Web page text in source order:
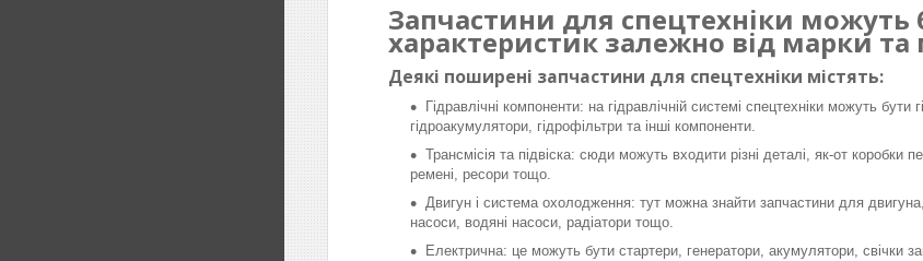
Запчастини для спецтехніки можуть
характеристик залежно від марки та
Деякі поширені запчастини для спецтехніки містять:
Гідравлічні компоненти: на гідравлічній системі спецтехніки можуть
гідроакумулятори, гідрофільтри та інші компоненти.
Трансмісія та підвіска: сюди можуть входити різні деталі, як-от
ремені, ресори тощо.
Двигун і система охолодження: тут можна знайти запчастини для
насоси, водяні насоси, радіатори тощо.
Електрична: це можуть бути стартери, генератори, акумулятори, свічки